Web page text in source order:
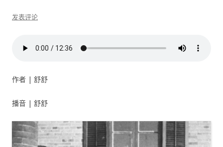
发表评论
作者 | 舒舒
播音 | 舒舒